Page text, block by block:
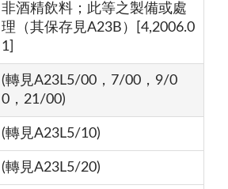
非酒精飲料；此等之製備或處
理（其保存見A23B）[4,2006.0
1]
(轉見A23L5/00，7/00，9/0
0，21/00)
(轉見A23L5/10)
(轉見A23L5/20)